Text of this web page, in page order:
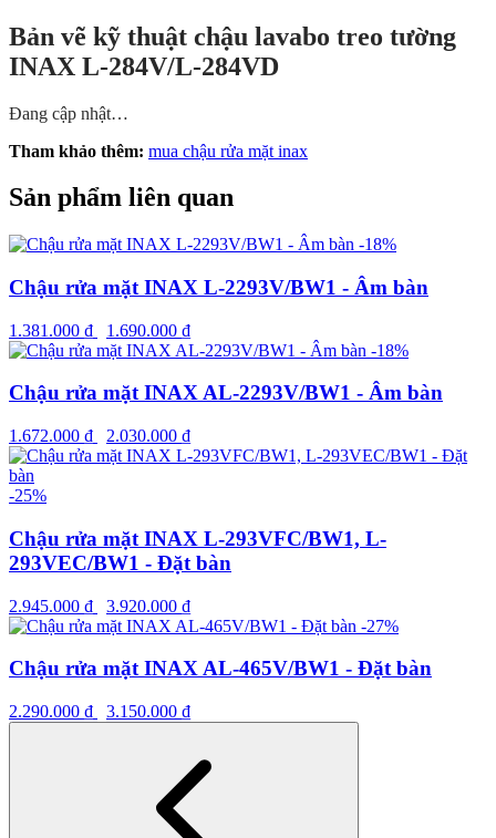
Bản vẽ kỹ thuật chậu lavabo treo tường
INAX L-284V/L-284VD
Đang cập nhật…
Tham khảo thêm: mua chậu rửa mặt inax
Sản phẩm liên quan
-18%
Chậu rửa mặt INAX L-2293V/BW1 - Âm bàn
1.381.000 ₫ 1.690.000 ₫
-18%
Chậu rửa mặt INAX AL-2293V/BW1 - Âm bàn
1.672.000 ₫ 2.030.000 ₫
-25%
Chậu rửa mặt INAX L-293VFC/BW1, L-
293VEC/BW1 - Đặt bàn
2.945.000 ₫ 3.920.000 ₫
-27%
Chậu rửa mặt INAX AL-465V/BW1 - Đặt bàn
2.290.000 ₫ 3.150.000 ₫